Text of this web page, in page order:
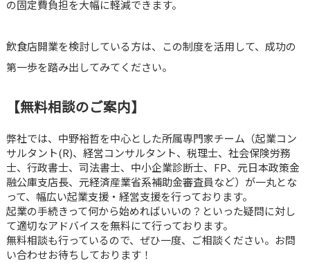
の固定費負担を大幅に軽減できます。
飲食店開業を検討している方は、この制度を活用して、成功の
第一歩を踏み出してみてください。
【無料相談のご案内】
弊社では、中野裕哲を中心とした所属専門家チーム（起業コン
サルタント(R)、経営コンサルタント、税理士、社会保険労務
士、行政書士、司法書士、中小企業診断士、FP、元日本政策金
融公庫支店長、元経済産業省系補助金審査員など）が一丸とな
って、幅広い起業支援・経営支援を行っております。
起業の手続きって何から始めればいいの？といった疑問に対し
て適切なアドバイスを無料にて行っております。
無料相談も行っているので、ぜひ一度、ご相談ください。お問
い合わせお待ちしております！